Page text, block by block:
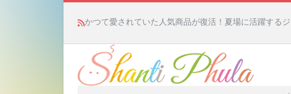
かつて愛されていた人気商品が復活！夏場に活躍する